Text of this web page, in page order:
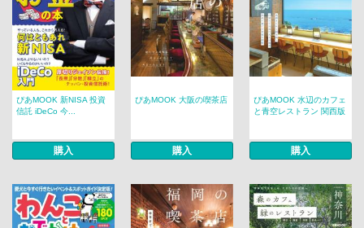
ぴあMOOK 新NISA 投資
信託 iDeCo 今...
購入
ぴあMOOK 大阪の喫茶店
購入
ぴあMOOK 水辺のカフェ
と青空レストラン 関西版
購入